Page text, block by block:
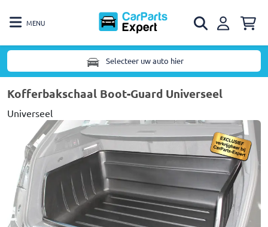
MENU
Selecteer uw auto hier
Kofferbakschaal Boot-Guard Universeel
Universeel